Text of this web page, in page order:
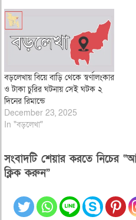
বড়লেখায় বিয়ে বাড়ি থেকে স্বর্ণালংকার
ও টাকা চুরির ঘটনায় সেই ঘটক ২
দিনের রিমান্ডে
December 23, 2025
In "বড়লেখা"
সংবাদটি শেয়ার করতে নিচের
ক্লিক করুন”